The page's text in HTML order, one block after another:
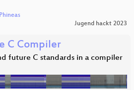
Phineas
Jugend hackt 2023
C Compiler
future C standards in a compiler